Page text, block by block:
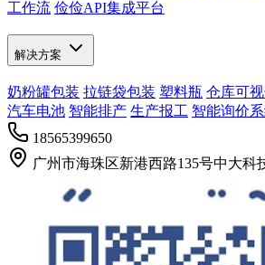
工作流 俭俭API集成平台
解决方案
奶粉罐包装 拉链袋包装 塑料瓶 仓库可
汽车电池 智能排产 生产报工 智能询价
18565399650
广州市海珠区新港西路135号中大科